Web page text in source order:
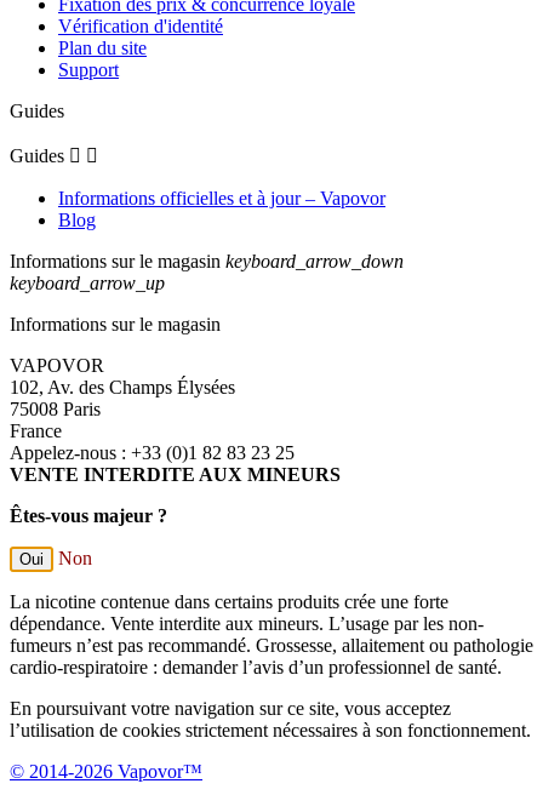
Avis vérifié
Très bien
Avis du16/01/2025
Utile
5/5
Avis vérifié
Presce que 50% d'économie sur tout les concurrents que dire de plus au
TOP
Avis du24/10/2024 , suite à une expérience du
Utile(0) Signaler
5/5
Avis vérifié
Utile
1 2 3